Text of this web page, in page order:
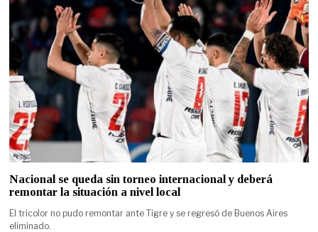
Nacional se queda sin torneo internacional y deberá
remontar la situación a nivel local
El tricolor no pudo remontar ante Tigre y se regresó de Buenos Aires
eliminado.